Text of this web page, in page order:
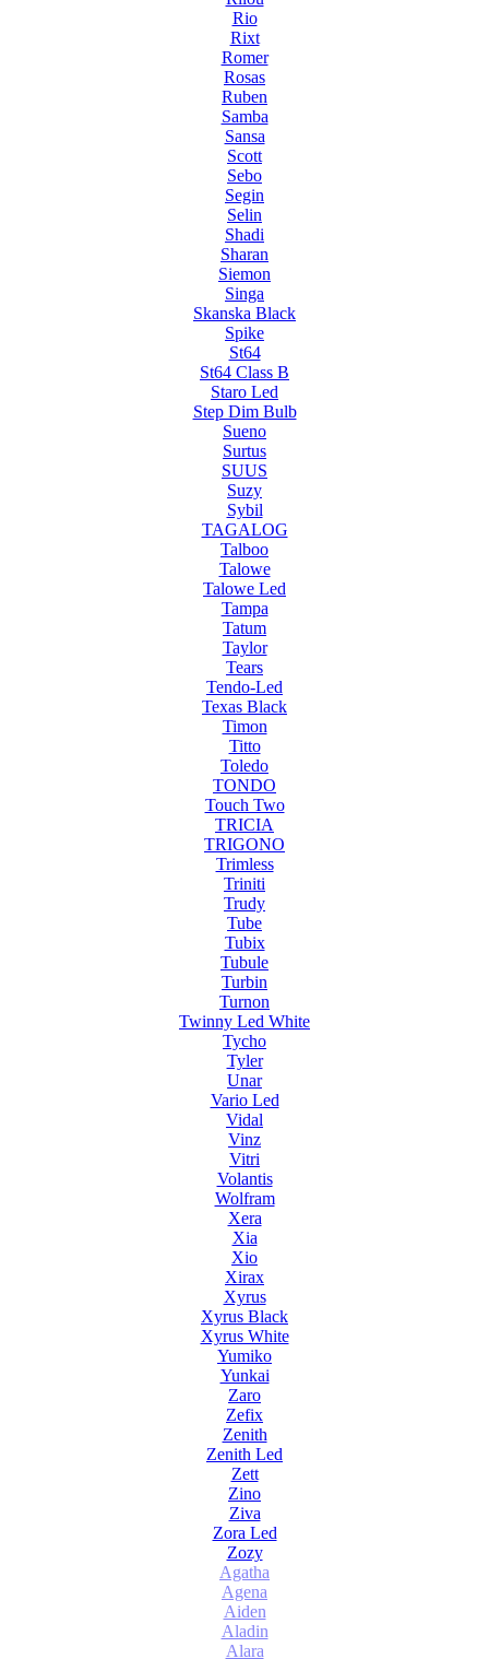
Rio
Rixt
Romer
Rosas
Ruben
Samba
Sansa
Scott
Sebo
Segin
Selin
Shadi
Sharan
Siemon
Singa
Skanska Black
Spike
St64
St64 Class B
Staro Led
Step Dim Bulb
Sueno
Surtus
SUUS
Suzy
Sybil
TAGALOG
Talboo
Talowe
Talowe Led
Tampa
Tatum
Taylor
Tears
Tendo-Led
Texas Black
Timon
Titto
Toledo
TONDO
Touch Two
TRICIA
TRIGONO
Trimless
Triniti
Trudy
Tube
Tubix
Tubule
Turbin
Turnon
Twinny Led White
Tycho
Tyler
Unar
Vario Led
Vidal
Vinz
Vitri
Volantis
Wolfram
Xera
Xia
Xio
Xirax
Xyrus
Xyrus Black
Xyrus White
Yumiko
Yunkai
Zaro
Zefix
Zenith
Zenith Led
Zett
Zino
Ziva
Zora Led
Zozy
Agatha
Agena
Aiden
Aladin
Alara